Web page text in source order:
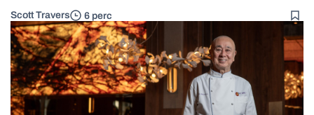
Scott Travers 6 perc